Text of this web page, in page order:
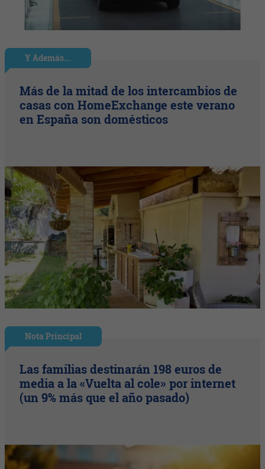
Y Además...
Más de la mitad de los intercambios de
casas con HomeExchange este verano
en España son domésticos
Nota Principal
Las familias destinarán 198 euros de
media a la «Vuelta al cole» por internet
(un 9% más que el año pasado)